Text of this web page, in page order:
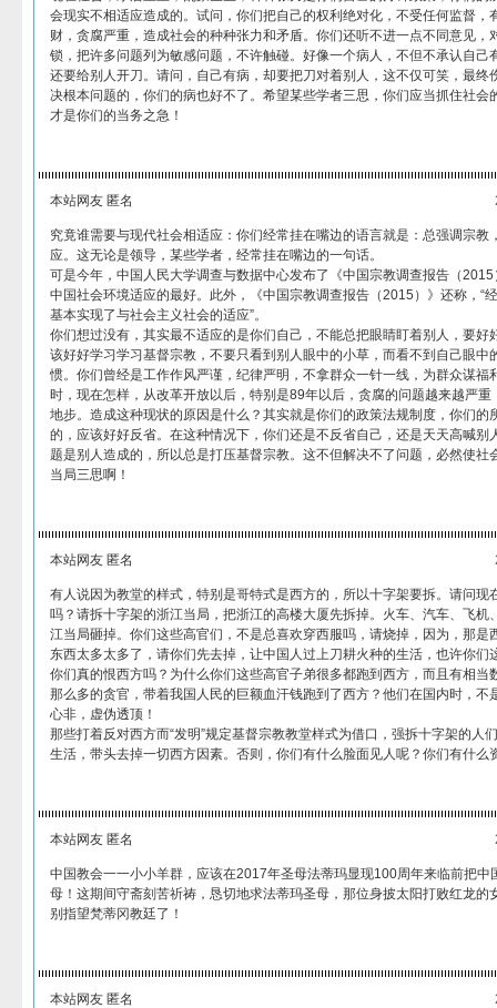
会现实不相适应造成的。试问，你们把自己的权利绝对化，不受任何监督，
财，贪腐严重，造成社会的种种张力和矛盾。你们还听不进一点不同意见，
锁，把许多问题列为敏感问题，不许触碰。好像一个病人，不但不承认自己
还要给别人开刀。请问，自己有病，却要把刀对着别人，这不仅可笑，最终
决根本问题的，你们的病也好不了。希望某些学者三思，你们应当抓住社会
才是你们的当务之急！
本站网友 匿名
究竟谁需要与现代社会相适应：你们经常挂在嘴边的语言就是：总强调宗教
应。这无论是领导，某些学者，经常挂在嘴边的一句话。
可是今年，中国人民大学调查与数据中心发布了《中国宗教调查报告（
中国社会环境适应的最好。此外，《中国宗教调查报告（2015）》还称，“
基本实现了与社会主义社会的适应”。
你们想过没有，其实最不适应的是你们自己，不能总把眼睛盯着别人，要好
该好好学习学习基督宗教，不要只看到别人眼中的小草，而看不到自己眼中
惯。你们曾经是工作作风严谨，纪律严明，不拿群众一针一线，为群众谋福
时，现在怎样，从改革开放以后，特别是89年以后，贪腐的问题越来越严
地步。造成这种现状的原因是什么？其实就是你们的政策法规制度，你们的
的，应该好好反省。在这种情况下，你们还是不反省自己，还是天天高喊别
题是别人造成的，所以总是打压基督宗教。这不但解决不了问题，必然使社
当局三思啊！
本站网友 匿名
有人说因为教堂的样式，特别是哥特式是西方的，所以十字架要拆。请问现
吗？请拆十字架的浙江当局，把浙江的高楼大厦先拆掉。火车、汽车、飞机
江当局砸掉。你们这些高官们，不是总喜欢穿西服吗，请烧掉，因为，那是
东西太多太多了，请你们先去掉，让中国人过上刀耕火种的生活，也许你们
你们真的恨西方吗？为什么你们这些高官子弟很多都跑到西方，而且有相当
那么多的贪官，带着我国人民的巨额血汗钱跑到了西方？他们在国内时，不
心非，虚伪透顶！
那些打着反对西方而“发明”规定基督宗教教堂样式为借口，强拆十字架的人
生活，带头去掉一切西方因素。否则，你们有什么脸面见人呢？你们有什么
本站网友 匿名
中国教会一一小小羊群，应该在2017年圣母法蒂玛显现100周年来临前把中
母！这期间守斋刻苦祈祷，恳切地求法蒂玛圣母，那位身披太阳打败红龙的
别指望梵蒂冈教廷了！
本站网友 匿名